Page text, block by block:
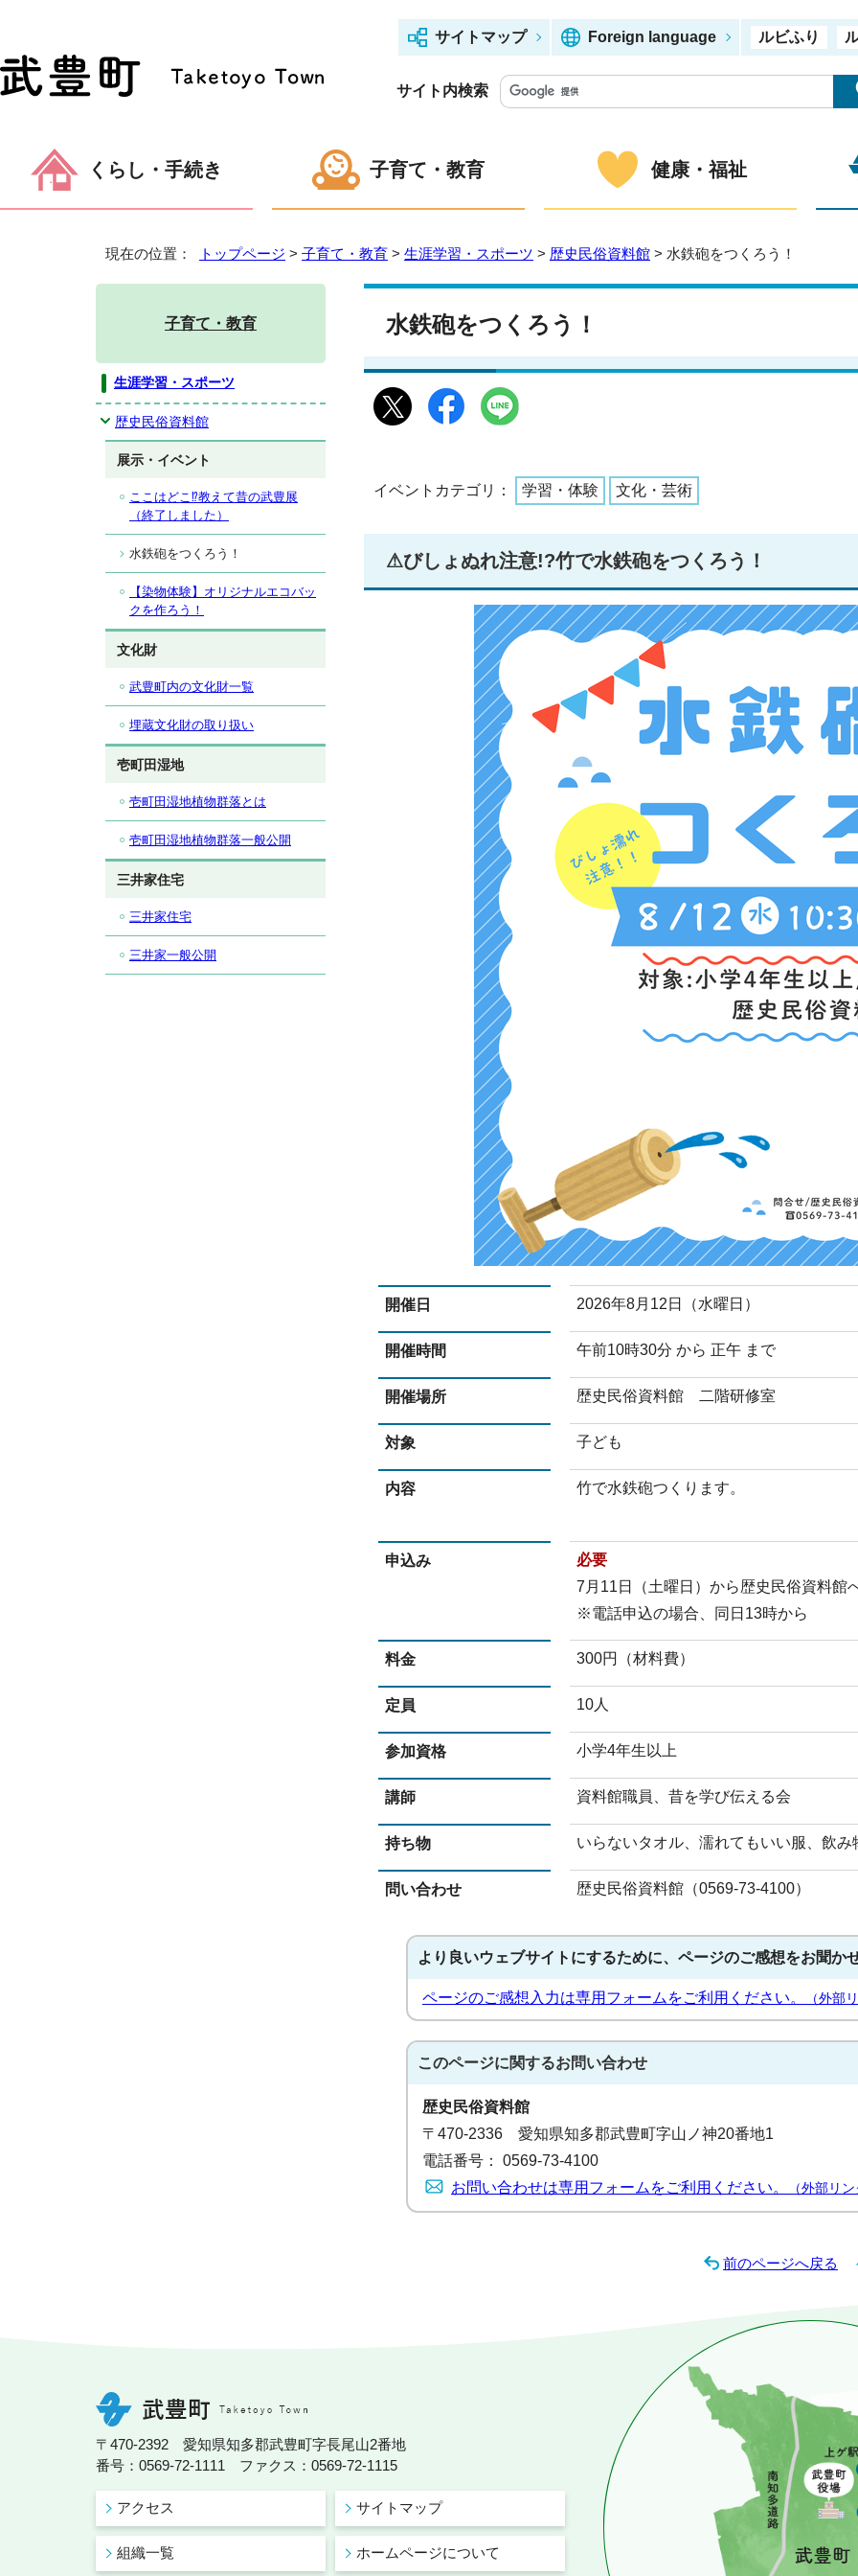
サイトマップ Foreign language ルビふり
サイト内検索
くらし・手続き 子育て・教育 健康・福祉
現在の位置： トップページ > 子育て・教育 > 生涯学習・スポーツ > 歴史民俗資料館 > 水鉄砲をつくろう！
水鉄砲をつくろう！
イベントカテゴリ： 学習・体験 文化・芸術
⚠びしょぬれ注意!?竹で水鉄砲をつくろう！
開催日 2026年8月12日（水曜日）
開催時間 午前10時30分 から 正午 まで
開催場所 歴史民俗資料館 二階研修室
対象 子ども
内容 竹で水鉄砲つくります。
申込み
必要
7月11日（土曜日）から歴史民俗資料館
※電話申込の場合、同日13時から
料金 300円（材料費）
定員 10人
参加資格 小学4年生以上
講師 資料館職員、昔を学び伝える会
持ち物 いらないタオル、濡れてもいい服、飲み
問い合わせ 歴史民俗資料館（0569-73-4100）
より良いウェブサイトにするために、ページのご感想をお聞か
ページのご感想入力は専用フォームをご利用ください。 （外部
このページに関するお問い合わせ
歴史民俗資料館
〒470-2336 愛知県知多郡武豊町字山ノ神20番地1
電話番号： 0569-73-4100
お問い合わせは専用フォームをご利用ください。
（外部リン
子育て・教育
生涯学習・スポーツ
歴史民俗資料館
展示・イベント
ここはどこ⁉教えて昔の武豊展
（終了しました）
水鉄砲をつくろう！
【染物体験】オリジナルエコバッ
クを作ろう！
文化財
武豊町内の文化財一覧
埋蔵文化財の取り扱い
壱町田湿地
壱町田湿地植物群落とは
壱町田湿地植物群落一般公開
三井家住宅
三井家住宅
三井家一般公開
前のページへ戻る
〒470-2392 愛知県知多郡武豊町字長尾山2番地
番号：0569-72-1111 ファクス：0569-72-1115
アクセス サイトマップ
組織一覧 ホームページについて